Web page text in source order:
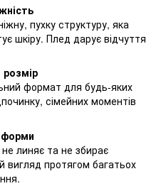
пухку структуру, яка
шкіру. Плед дарує відчуття
розмір
формат для будь-яких
сімейних моментів
форми
линяє та не збирає
вигляд протягом багатьох